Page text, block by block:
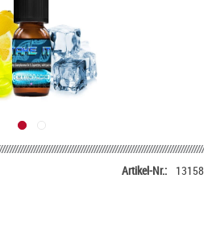
Artikel-Nr.: 13158